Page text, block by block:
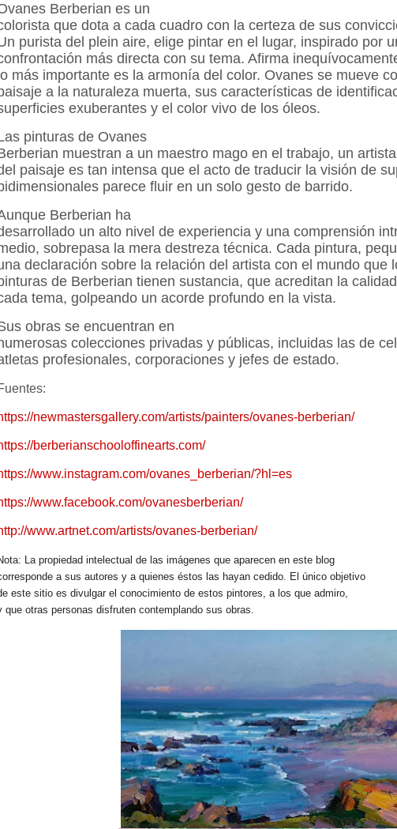
Berberian es un
que dota a cada cuadro con la certeza de sus
purista del plein aire, elige pintar en el lugar, inspirado por
más directa con su tema. Afirma
lo más importante es la armonía del color. Ovanes se mueve
a la naturaleza muerta, sus características de
exuberantes y el color vivo de los óleos.
pinturas de Ovanes
muestran a un maestro mago en el trabajo, un
paisaje es tan intensa que el acto de traducir la visión de
parece fluir en un solo gesto de barrido.
Berberian ha
un alto nivel de experiencia y una comprensión
sobrepasa la mera destreza técnica. Cada pintura,
declaración sobre la relación del artista con el mundo que
de Berberian tienen sustancia, que acreditan la
tema, golpeando un acorde profundo en la vista.
obras se encuentran en
colecciones privadas y públicas, incluidas las de
profesionales, corporaciones y jefes de estado.
newmastersgallery.com/artists/painters/ovanes-berberian/
berberianschooloffinearts.com/
www.instagram.com/ovanes_berberian/?hl=es
www.facebook.com/ovanesberberian/
www.artnet.com/artists/ovanes-berberian/
La propiedad intelectual de las imágenes que aparecen en este blog
a sus autores y a quienes éstos las hayan cedido. El único objetivo
este sitio es divulgar el conocimiento de estos pintores, a los que admiro,
que otras personas disfruten contemplando sus obras.